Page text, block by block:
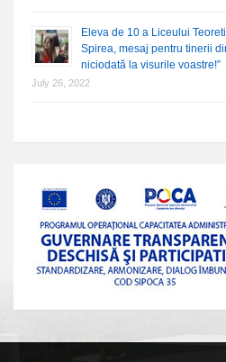
Eleva de 10 a Liceului
Spirea, mesaj pentru tinerii
niciodată la visurile voastre!”
July 26, 2022